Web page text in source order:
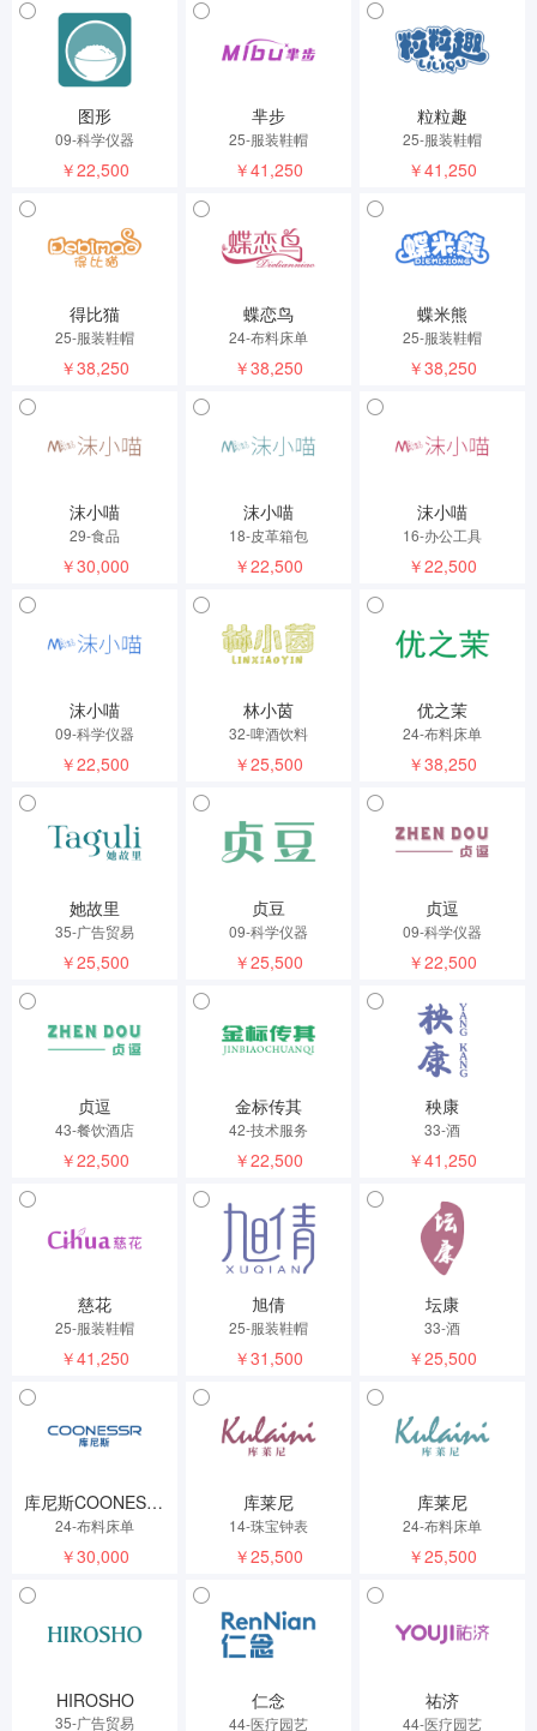
图形
09-科学仪器
￥22,500
芈步
25-服装鞋帽
￥41,250
粒粒趣
25-服装鞋帽
￥41,250
得比猫
25-服装鞋帽
￥38,250
蝶恋鸟
24-布料床单
￥38,250
蝶米熊
25-服装鞋帽
￥38,250
沫小喵
29-食品
￥30,000
沫小喵
18-皮革箱包
￥22,500
沫小喵
16-办公工具
￥22,500
沫小喵
09-科学仪器
￥22,500
林小茵
32-啤酒饮料
￥25,500
优之茉
24-布料床单
￥38,250
她故里
35-广告贸易
￥25,500
贞豆
09-科学仪器
￥25,500
贞逗
09-科学仪器
￥22,500
贞逗
43-餐饮酒店
￥22,500
金标传其
42-技术服务
￥22,500
秧康
33-酒
￥41,250
慈花
25-服装鞋帽
￥41,250
旭倩
25-服装鞋帽
￥31,500
坛康
33-酒
￥25,500
库尼斯COONESSR
24-布料床单
￥30,000
库莱尼
14-珠宝钟表
￥25,500
库莱尼
24-布料床单
￥25,500
HIROSHO
35-广告贸易
仁念
44-医疗园艺
祐济
44-医疗园艺